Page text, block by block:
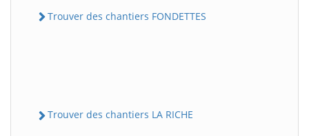
Trouver des chantiers FONDETTES
Trouver des chantiers LA RICHE